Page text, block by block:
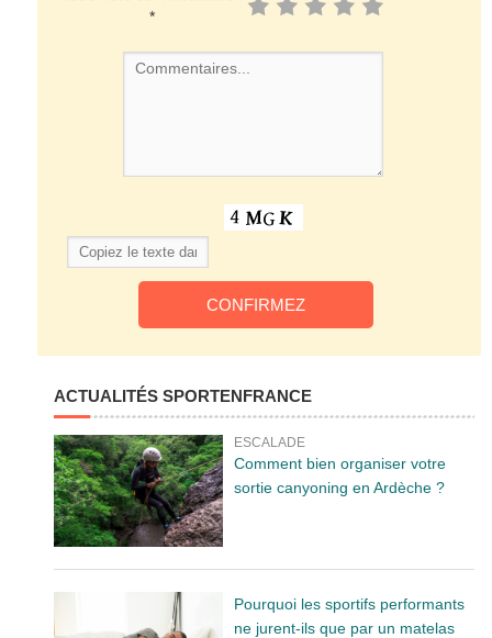
*
ACTUALITÉS SPORTENFRANCE
ESCALADE
Comment bien organiser votre
sortie canyoning en Ardèche ?
Pourquoi les sportifs performants
ne jurent-ils que par un matelas